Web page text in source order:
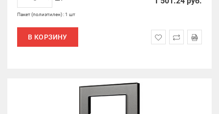
Пакет (полиэтилен) : 1 шт
В КОРЗИНУ